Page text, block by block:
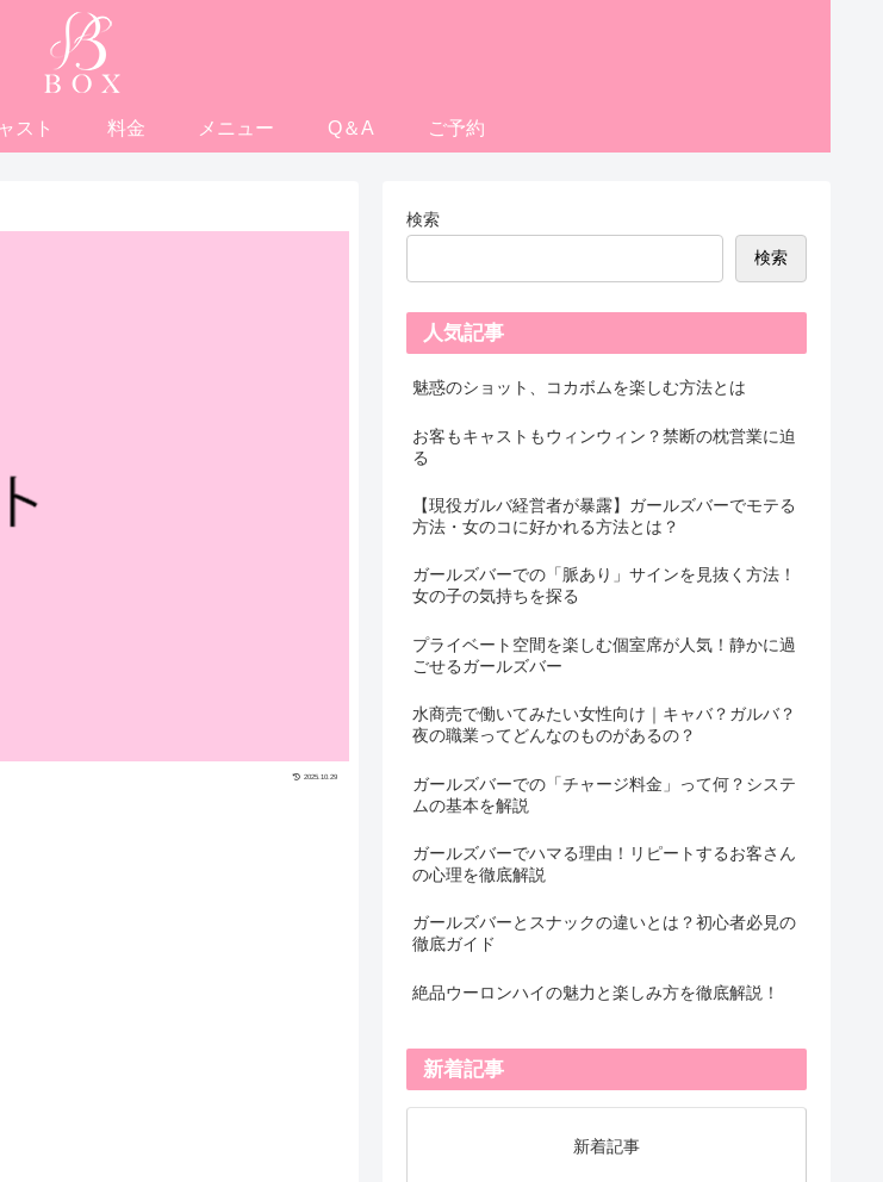
スト 料金 メニュー Q＆A ご予約
2025.10.29
検索
検索
人気記事
魅惑のショット、コカボムを楽しむ方法とは
お客もキャストもウィンウィン？禁断の枕営業に迫
る
【現役ガルバ経営者が暴露】ガールズバーでモテる
方法・女のコに好かれる方法とは？
ガールズバーでの「脈あり」サインを見抜く方法！
女の子の気持ちを探る
プライベート空間を楽しむ個室席が人気！静かに過
ごせるガールズバー
水商売で働いてみたい女性向け｜キャバ？ガルバ？
夜の職業ってどんなのものがあるの？
ガールズバーでの「チャージ料金」って何？システ
ムの基本を解説
ガールズバーでハマる理由！リピートするお客さん
の心理を徹底解説
ガールズバーとスナックの違いとは？初心者必見の
徹底ガイド
絶品ウーロンハイの魅力と楽しみ方を徹底解説！
新着記事
新着記事